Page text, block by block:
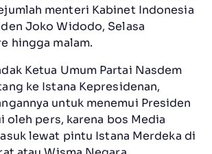
menteri Kabinet Indonesia
Joko Widodo, Selasa
hingga malam.
Ketua Umum Partai Nasdem
ke Istana Kepresidenan,
untuk menemui Presiden
oleh pers, karena bos Media
lewat pintu Istana Merdeka di